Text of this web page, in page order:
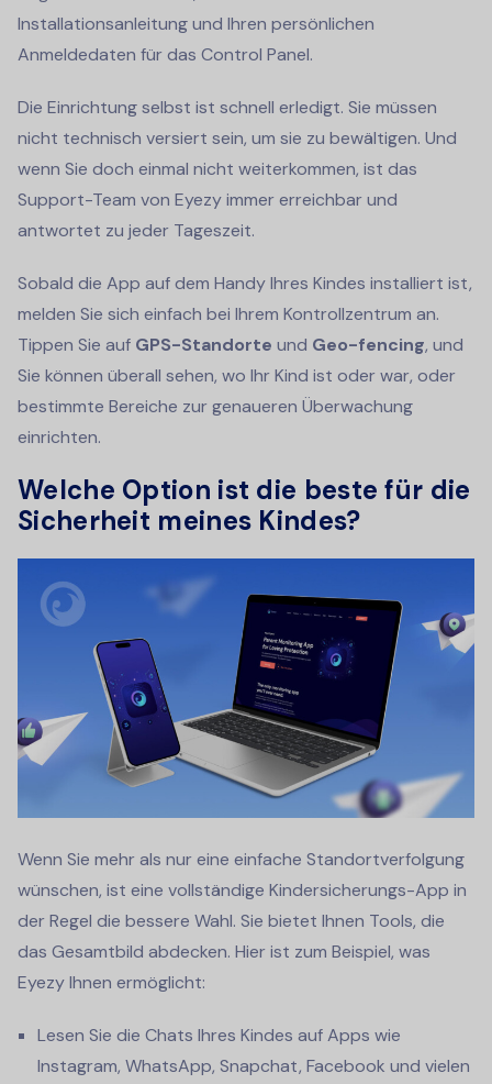
Installationsanleitung und Ihren persönlichen
Anmeldedaten für das Control Panel.
Die Einrichtung selbst ist schnell erledigt. Sie müssen
nicht technisch versiert sein, um sie zu bewältigen. Und
wenn Sie doch einmal nicht weiterkommen, ist das
Support-Team von Eyezy immer erreichbar und
antwortet zu jeder Tageszeit.
Sobald die App auf dem Handy Ihres Kindes installiert ist,
melden Sie sich einfach bei Ihrem Kontrollzentrum an.
Tippen Sie auf GPS-Standorte und Geo-fencing, und
Sie können überall sehen, wo Ihr Kind ist oder war, oder
bestimmte Bereiche zur genaueren Überwachung
einrichten.
Welche Option ist die beste für die
Sicherheit meines Kindes?
Wenn Sie mehr als nur eine einfache Standortverfolgung
wünschen, ist eine vollständige Kindersicherungs-App in
der Regel die bessere Wahl. Sie bietet Ihnen Tools, die
das Gesamtbild abdecken. Hier ist zum Beispiel, was
Eyezy Ihnen ermöglicht:
Lesen Sie die Chats Ihres Kindes auf Apps wie
Instagram, WhatsApp, Snapchat, Facebook und vielen